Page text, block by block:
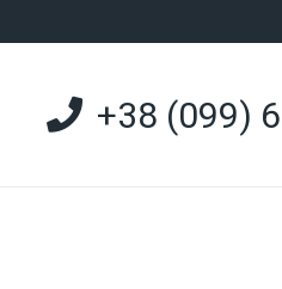
+38 (099)